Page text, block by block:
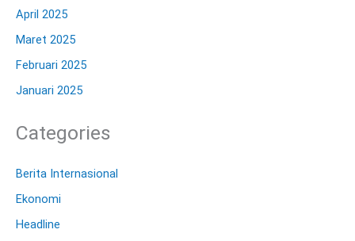
April 2025
Maret 2025
Februari 2025
Januari 2025
Categories
Berita Internasional
Ekonomi
Headline